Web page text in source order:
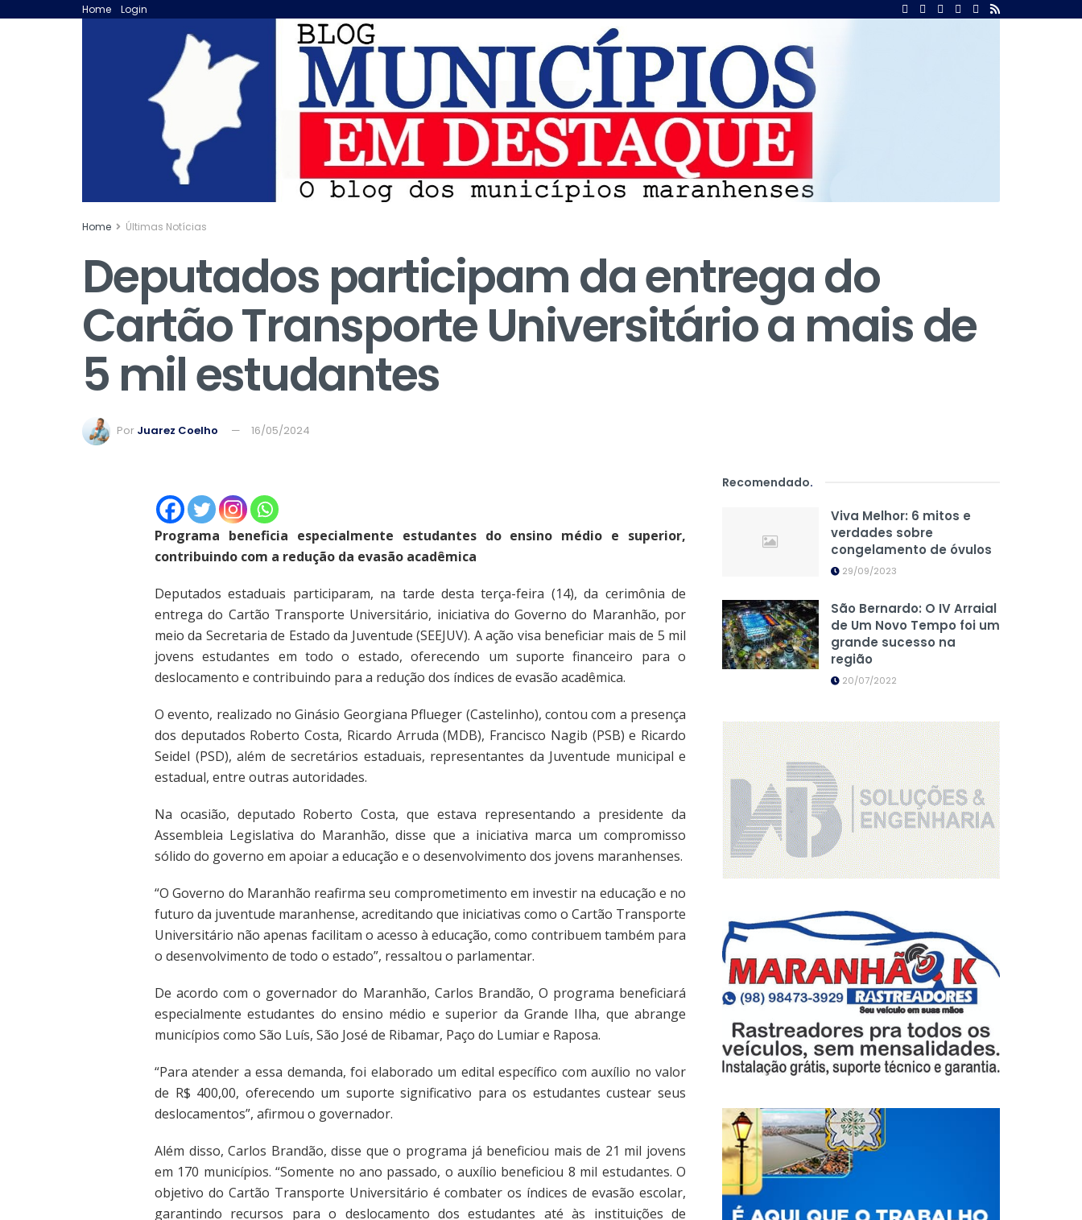
Home Login
Home Últimas Notícias
Deputados participam da entrega do
Cartão Transporte Universitário a mais de
5 mil estudantes
Por Juarez Coelho 16/05/2024
Programa beneficia especialmente estudantes do ensino médio e superior,
contribuindo com a redução da evasão acadêmica
Deputados estaduais participaram, na tarde desta terça-feira (14), da cerimônia de
entrega do Cartão Transporte Universitário, iniciativa do Governo do Maranhão, por
meio da Secretaria de Estado da Juventude (SEEJUV). A ação visa beneficiar mais de 5 mil
jovens estudantes em todo o estado, oferecendo um suporte financeiro para o
deslocamento e contribuindo para a redução dos índices de evasão acadêmica.
O evento, realizado no Ginásio Georgiana Pflueger (Castelinho), contou com a presença
dos deputados Roberto Costa, Ricardo Arruda (MDB), Francisco Nagib (PSB) e Ricardo
Seidel (PSD), além de secretários estaduais, representantes da Juventude municipal e
estadual, entre outras autoridades.
Na ocasião, deputado Roberto Costa, que estava representando a presidente da
Assembleia Legislativa do Maranhão, disse que a iniciativa marca um compromisso
sólido do governo em apoiar a educação e o desenvolvimento dos jovens maranhenses.
“O Governo do Maranhão reafirma seu comprometimento em investir na educação e no
futuro da juventude maranhense, acreditando que iniciativas como o Cartão Transporte
Universitário não apenas facilitam o acesso à educação, como contribuem também para
o desenvolvimento de todo o estado”, ressaltou o parlamentar.
De acordo com o governador do Maranhão, Carlos Brandão, O programa beneficiará
especialmente estudantes do ensino médio e superior da Grande Ilha, que abrange
municípios como São Luís, São José de Ribamar, Paço do Lumiar e Raposa.
“Para atender a essa demanda, foi elaborado um edital específico com auxílio no valor
de R$ 400,00, oferecendo um suporte significativo para os estudantes custear seus
deslocamentos”, afirmou o governador.
Além disso, Carlos Brandão, disse que o programa já beneficiou mais de 21 mil jovens
em 170 municípios. “Somente no ano passado, o auxílio beneficiou 8 mil estudantes. O
objetivo do Cartão Transporte Universitário é combater os índices de evasão escolar,
garantindo recursos para o deslocamento dos estudantes até às instituições de
Recomendado.
Viva Melhor: 6 mitos e
verdades sobre
congelamento de óvulos
29/09/2023
São Bernardo: O IV Arraial
de Um Novo Tempo foi um
grande sucesso na
região
20/07/2022